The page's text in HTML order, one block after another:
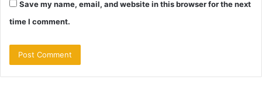
Save my name, email, and website in this browser for the next
time I comment.